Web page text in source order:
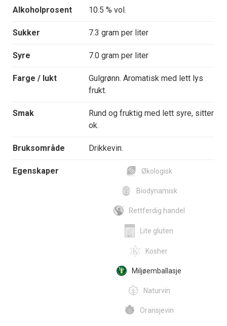
Alkoholprosent 10.5 % vol.
Sukker 7.3 gram per liter
Syre 7.0 gram per liter
Farge / lukt
Gulgrønn. Aromatisk med lett lys
frukt.
Smak
Rund og fruktig med lett syre, sitter
ok.
Bruksområde Drikkevin.
Egenskaper Økologisk
Biodynamisk
Rettferdig handel
Lite gluten
Kosher
Miljøemballasje
Naturvin
Oransjevin